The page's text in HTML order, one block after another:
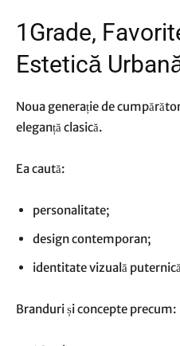
1Grade,
Estetică
Noua generație de
eleganță clasică.
Ea caută:
personalitate;
design contemporan;
identitate vizuală
Branduri și concepte precum: